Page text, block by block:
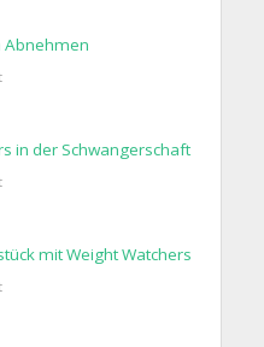
Abnehmen
in der Schwangerschaft
mit Weight Watchers